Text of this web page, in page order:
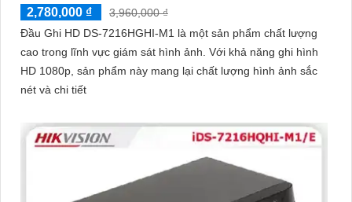
2,780,000 ₫
3,960,000 ₫
Đầu Ghi HD DS-7216HGHI-M1 là một sản phẩm chất lượng
cao trong lĩnh vực giám sát hình ảnh. Với khả năng ghi hình
HD 1080p, sản phẩm này mang lại chất lượng hình ảnh sắc
nét và chi tiết